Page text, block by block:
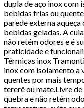
dupla de aço inox com
bebidas frias ou
parede externa
bebidas geladas. A
não retém odores e é
praticidade e
Térmicas inox
inox com isolamento a
quentes por mais
tererê ou mate.Livre de
quebra e não retém